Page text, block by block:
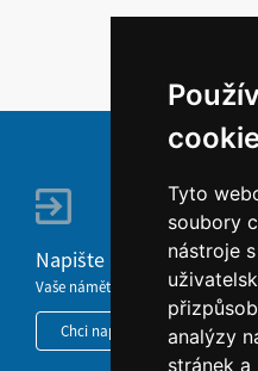
Tyto
soubory
nástroje
analýzy
stránek
Napište nám
Vaše náměty, komentáře,
Chci napsat MKČR